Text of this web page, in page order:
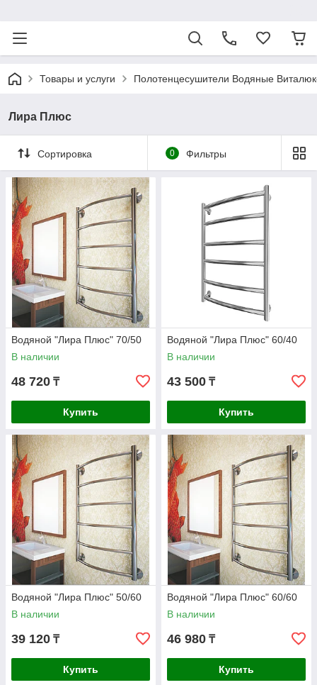
Товары и услуги Полотенцесушители Водяные
Лира Плюс
Сортировка 0 Фильтры
Водяной "Лира Плюс" 70/50
В наличии
48 720 ₸
Купить
Водяной "Лира Плюс" 60/40
В наличии
43 500 ₸
Купить
Водяной "Лира Плюс" 50/60
В наличии
39 120 ₸
Купить
Водяной "Лира Плюс" 60/60
В наличии
46 980 ₸
Купить